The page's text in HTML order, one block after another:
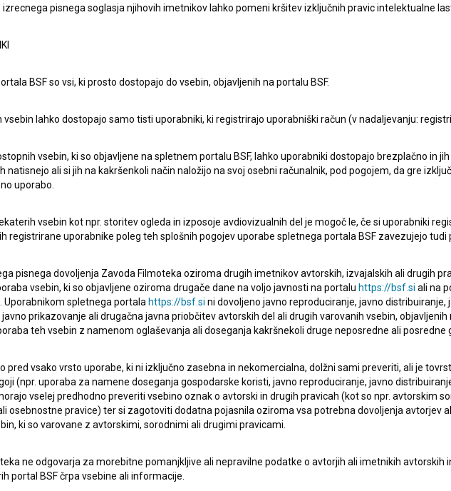
obrazca lahko stopite v stik z uredništvom Baze slovenskih filmov. Veseli bomo vaših odzivov.
pisnega soglasja njihovih imetnikov lahko pomeni kršitev izključnih pravic intelektualne
BSF so vsi, ki prosto dostopajo do vsebin, objavljenih na portalu BSF.
vsebin lahko dostopajo samo tisti uporabniki, ki registrirajo uporabniški račun (v nadaljevanju:
vsebin, ki so objavljene na spletnem portalu BSF, lahko uporabniki dostopajo brezplačno in
natisnejo ali si jih na kakršenkoli način naložijo na svoj osebni računalnik, pod pogojem, da gre
uporabo.
vsebin kot npr. storitev ogleda in izposoje avdiovizualnih del je mogoč le, če si uporabniki
registrirane uporabnike poleg teh splošnih pogojev uporabe spletnega portala BSF zavezujejo tudi
pisnega dovoljenja Zavoda Filmoteka oziroma drugih imetnikov avtorskih, izvajalskih ali drugih
vsebin, ki so objavljene oziroma drugače dane na voljo javnosti na portalu https://bsf.si ali na
Uporabnikom spletnega portala https://bsf.si ni dovoljeno javno reproduciranje, javno distribuiranje,
prikazovanje ali drugačna javna priobčitev avtorskih del ali drugih varovanih vsebin,
teh vsebin z namenom oglaševanja ali doseganja kakršnekoli druge neposredne ali posredne
pred vsako vrsto uporabe, ki ni izključno zasebna in nekomercialna, dolžni sami preveriti, ali je
(npr. uporaba za namene doseganja gospodarske koristi, javno reproduciranje, javno
vselej predhodno preveriti vsebino oznak o avtorski in drugih pravicah (kot so npr. avtorskim
osebnostne pravice) ter si zagotoviti dodatna pojasnila oziroma vsa potrebna dovoljenja avtorjev
ki so varovane z avtorskimi, sorodnimi ali drugimi pravicami.
ne odgovarja za morebitne pomanjkljive ali nepravilne podatke o avtorjih ali imetnikih avtorskih
portal BSF črpa vsebine ali informacije.